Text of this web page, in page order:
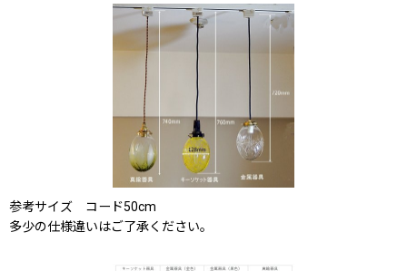
参考サイズ コード50cm
多少の仕様違いはご了承ください。